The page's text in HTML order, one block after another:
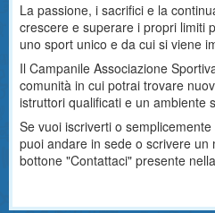
La passione, i sacrifici e la
crescere e superare i propri limiti
uno sport unico e da cui si viene
Il Campanile Associazione
comunità in cui potrai trovare
istruttori qualificati e un ambiente
Se vuoi iscriverti o
puoi andare in sede o scrivere un
bottone "Contattaci" presente